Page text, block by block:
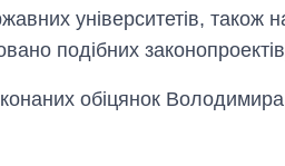
університетів, також
подібних
обіцянок